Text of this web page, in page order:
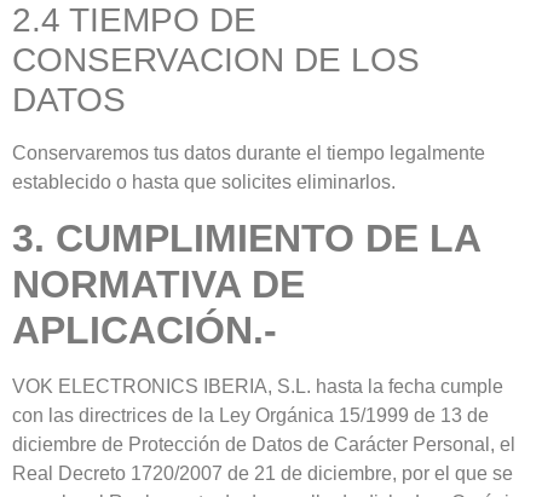
2.4 TIEMPO DE
CONSERVACION DE LOS
DATOS
Conservaremos tus datos durante el tiempo legalmente
establecido o hasta que solicites eliminarlos.
3. CUMPLIMIENTO DE LA
NORMATIVA DE
APLICACIÓN.-
VOK ELECTRONICS IBERIA, S.L. hasta la fecha cumple
con las directrices de la Ley Orgánica 15/1999 de 13 de
diciembre de Protección de Datos de Carácter Personal, el
Real Decreto 1720/2007 de 21 de diciembre, por el que se